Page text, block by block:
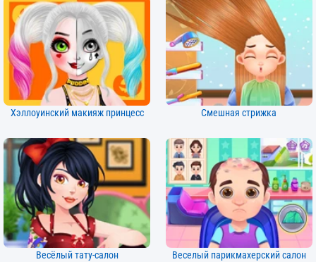
Хэллоуинский макияж принцесс Смешная стрижка
Весёлый тату-салон Веселый парикмахерский салон